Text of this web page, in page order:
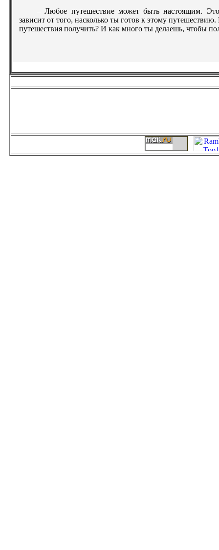
– Любое путешествие может быть настоящим.
зависит от того, насколько ты готов к этому
путешествия получить? И как много ты делаешь, чтобы